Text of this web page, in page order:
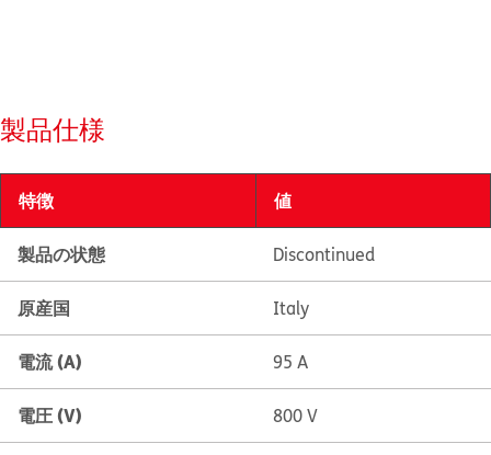
製品仕様
特徴 値
製品の状態 Discontinued
原産国 Italy
電流 (A) 95 A
電圧 (V) 800 V